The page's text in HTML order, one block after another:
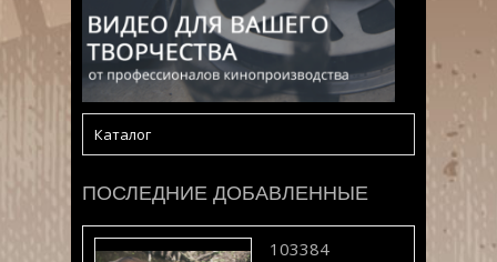
Каталог
ПОСЛЕДНИЕ ДОБАВЛЕННЫЕ
103384